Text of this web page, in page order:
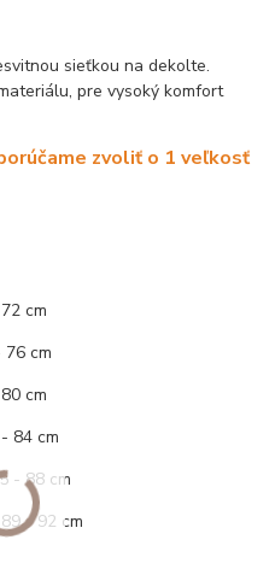
sieťkou na dekolte.
pre vysoký komfort
zvoliť o 1 veľkosť
cm
cm
cm
cm
- 88 cm
- 92 cm